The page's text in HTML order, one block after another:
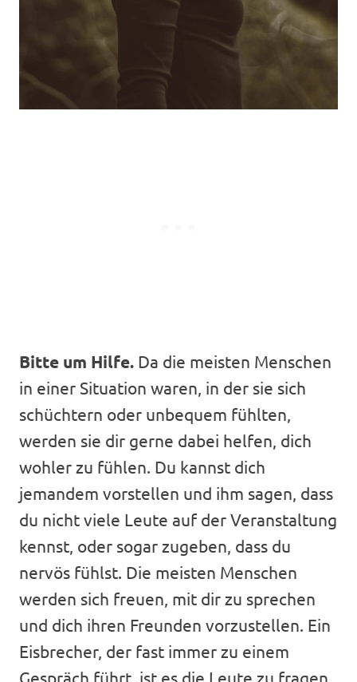
Bitte um Hilfe. Da die meisten Menschen
in einer Situation waren, in der sie sich
schüchtern oder unbequem fühlten,
werden sie dir gerne dabei helfen, dich
wohler zu fühlen. Du kannst dich
jemandem vorstellen und ihm sagen, dass
du nicht viele Leute auf der Veranstaltung
kennst, oder sogar zugeben, dass du
nervös fühlst. Die meisten Menschen
werden sich freuen, mit dir zu sprechen
und dich ihren Freunden vorzustellen. Ein
Eisbrecher, der fast immer zu einem
Gespräch führt, ist es die Leute zu fragen,